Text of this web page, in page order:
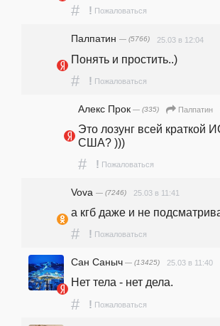
# ! Пожаловаться
Палпатин — (5766) 25.03 в 12:04
Понять и простить..)
# ! Пожаловаться
Алекс Прок — (335) Палпатин
Это лозунг всей
США? )))
# ! Пожаловаться
Vova — (7246) 25.03 в 11:41
а кгб даже и не
# ! Пожаловаться
Сан Саныч — (13425) 25.03 в 11:40
Нет тела - нет дела.
# ! Пожаловаться